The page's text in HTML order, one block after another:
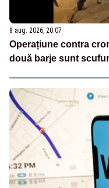
8 aug. 2026, 20:07
Operațiune contra
două barje sunt